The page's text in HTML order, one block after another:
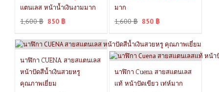
แตนเลส หน้าน้ำเงินงามมาก
1,600฿ 850 ฿
มาก
1,600฿ 850 ฿
นาฬิกา CUENA สายสแตนเลส
หน้าปัดสีน้ำเงินสวยหรู
คุณภาพเยี่ยม
นาฬิกา Cuena สายสแตนเลส
แท้ หน้าปัดเขียว เท่ห์มาก